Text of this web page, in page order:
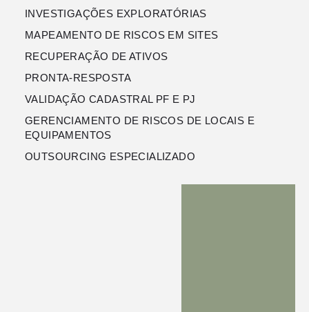
INVESTIGAÇÕES EXPLORATÓRIAS
MAPEAMENTO DE RISCOS EM SITES
RECUPERAÇÃO DE ATIVOS
PRONTA-RESPOSTA
VALIDAÇÃO CADASTRAL PF E PJ
GERENCIAMENTO DE RISCOS DE LOCAIS E
EQUIPAMENTOS
OUTSOURCING ESPECIALIZADO